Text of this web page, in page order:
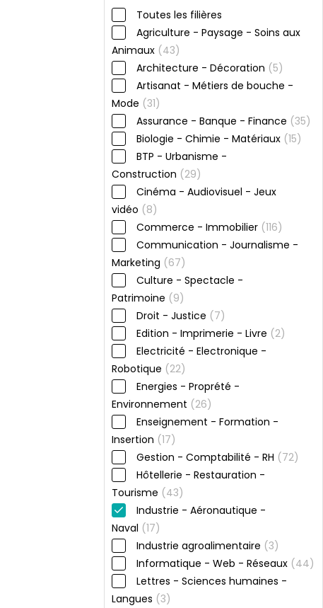
Toutes les filières
Agriculture - Paysage - Soins aux
Animaux (43)
Architecture - Décoration (5)
Artisanat - Métiers de bouche -
Mode (31)
Assurance - Banque - Finance (35)
Biologie - Chimie - Matériaux (15)
BTP - Urbanisme -
Construction (29)
Cinéma - Audiovisuel - Jeux
vidéo (8)
Commerce - Immobilier (116)
Communication - Journalisme -
Marketing (67)
Culture - Spectacle -
Patrimoine (9)
Droit - Justice (7)
Edition - Imprimerie - Livre (2)
Electricité - Electronique -
Robotique (22)
Energies - Proprété -
Environnement (26)
Enseignement - Formation -
Insertion (17)
Gestion - Comptabilité - RH (72)
Hôtellerie - Restauration -
Tourisme (43)
Industrie - Aéronautique -
Naval (17)
Industrie agroalimentaire (3)
Informatique - Web - Réseaux (44)
Lettres - Sciences humaines -
Langues (3)